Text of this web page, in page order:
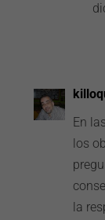
En
los
la